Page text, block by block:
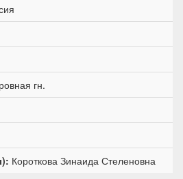
гн.
Короткова Зинаида Стеленовна